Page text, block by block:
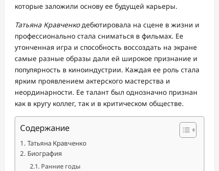
которые заложили основу ее будущей карьеры.
Татьяна Кравченкодебютировала на сцене в жизни и
профессионально стала сниматься в фильмах. Ее
утонченная игра и способность воссоздать на экране
самые разные образы дали ей широкое признание и
популярность в киноиндустрии. Каждая ее роль стала
ярким проявлением актерского мастерства и
неординарности. Ее талант был однозначно признан
как в кругу коллег, так и в критическом обществе.
Содержание
Татьяна Кравченко
Биография
Ранние годы